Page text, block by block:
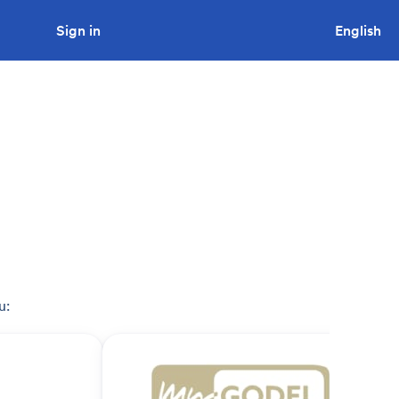
Sign in English